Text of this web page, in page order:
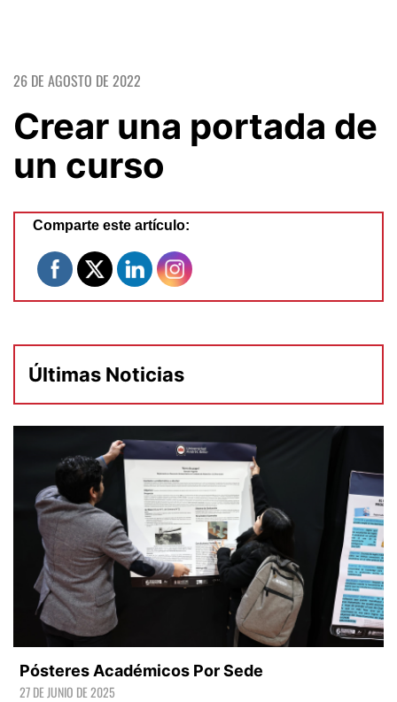
26 DE AGOSTO DE 2022
Crear una portada de
un curso
Comparte este artículo:
Últimas Noticias
Pósteres Académicos Por Sede
27 DE JUNIO DE 2025